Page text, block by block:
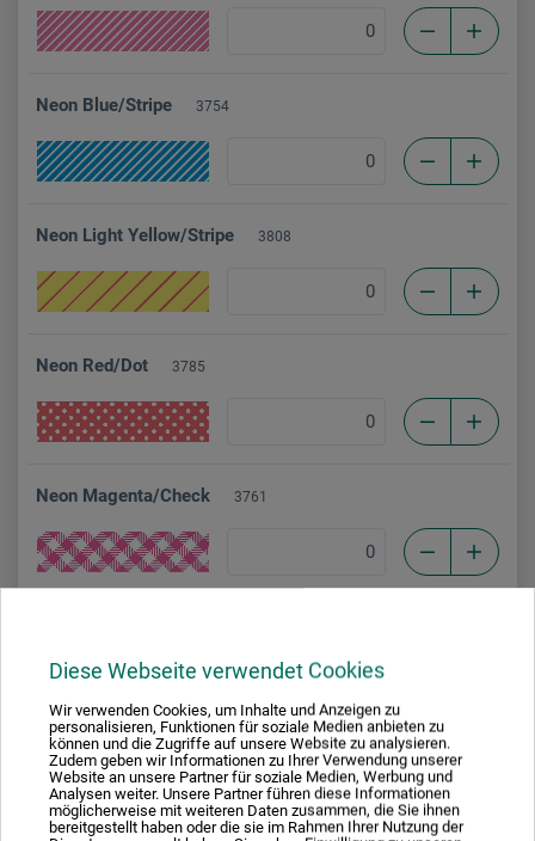
Diese Webseite verwendet Cookies
Wir verwenden Cookies, um Inhalte und Anzeigen zu
personalisieren, Funktionen für soziale Medien anbieten zu
können und die Zugriffe auf unsere Website zu analysieren.
Zudem geben wir Informationen zu Ihrer Verwendung unserer
Website an unsere Partner für soziale Medien, Werbung und
Analysen weiter. Unsere Partner führen diese Informationen
möglicherweise mit weiteren Daten zusammen, die Sie ihnen
bereitgestellt haben oder die sie im Rahmen Ihrer Nutzung der
Neon Blue/Stripe 3754
Neon Light Yellow/Stripe 3808
Neon Red/Dot 3785
Neon Magenta/Check 3761